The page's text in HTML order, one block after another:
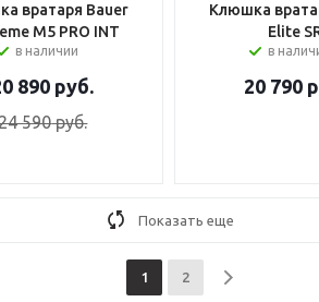
вратаря Bauer
M5 PRO INT
в наличии
890 руб.
590руб.
Клюшка
Elite
в
20 790
Показать еще
1 2